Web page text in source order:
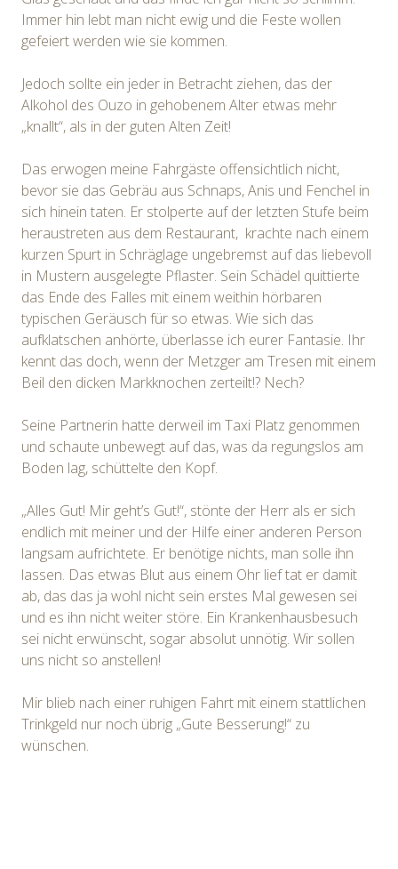
Immer hin lebt man nicht ewig und die Feste wollen
gefeiert werden wie sie kommen.
Jedoch sollte ein jeder in Betracht ziehen, das der
Alkohol des Ouzo in gehobenem Alter etwas mehr
„knallt“, als in der guten Alten Zeit!
Das erwogen meine Fahrgäste offensichtlich nicht,
bevor sie das Gebräu aus Schnaps, Anis und Fenchel in
sich hinein taten. Er stolperte auf der letzten Stufe beim
heraustreten aus dem Restaurant, krachte nach einem
kurzen Spurt in Schräglage ungebremst auf das liebevoll
in Mustern ausgelegte Pflaster. Sein Schädel quittierte
das Ende des Falles mit einem weithin hörbaren
typischen Geräusch für so etwas. Wie sich das
aufklatschen anhörte, überlasse ich eurer Fantasie. Ihr
kennt das doch, wenn der Metzger am Tresen mit einem
Beil den dicken Markknochen zerteilt!? Nech?
Seine Partnerin hatte derweil im Taxi Platz genommen
und schaute unbewegt auf das, was da regungslos am
Boden lag, schüttelte den Kopf.
„Alles Gut! Mir geht’s Gut!“, stönte der Herr als er sich
endlich mit meiner und der Hilfe einer anderen Person
langsam aufrichtete. Er benötige nichts, man solle ihn
lassen. Das etwas Blut aus einem Ohr lief tat er damit
ab, das das ja wohl nicht sein erstes Mal gewesen sei
und es ihn nicht weiter störe. Ein Krankenhausbesuch
sei nicht erwünscht, sogar absolut unnötig. Wir sollen
uns nicht so anstellen!
Mir blieb nach einer ruhigen Fahrt mit einem stattlichen
Trinkgeld nur noch übrig „Gute Besserung!“ zu
wünschen.